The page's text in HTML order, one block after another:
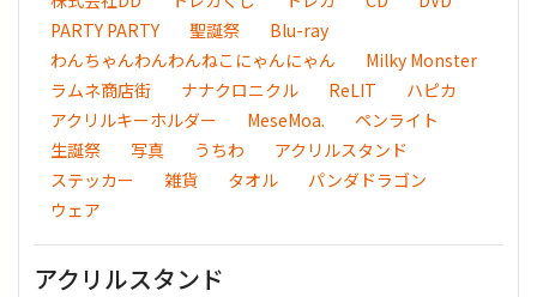
PARTY PARTY
聖誕祭
Blu-ray
わんちゃんわんわんねこにゃんにゃん
Milky Monster
ラムネ商店街
ナナクロニクル ReLIT
ハピカ
アクリルキーホルダー
MeseMoa.
ペンライト
生誕祭
写真 うちわ
アクリルスタンド
ステッカー
雑貨 タオル
パンダドラゴン
ウェア
アクリルスタンド